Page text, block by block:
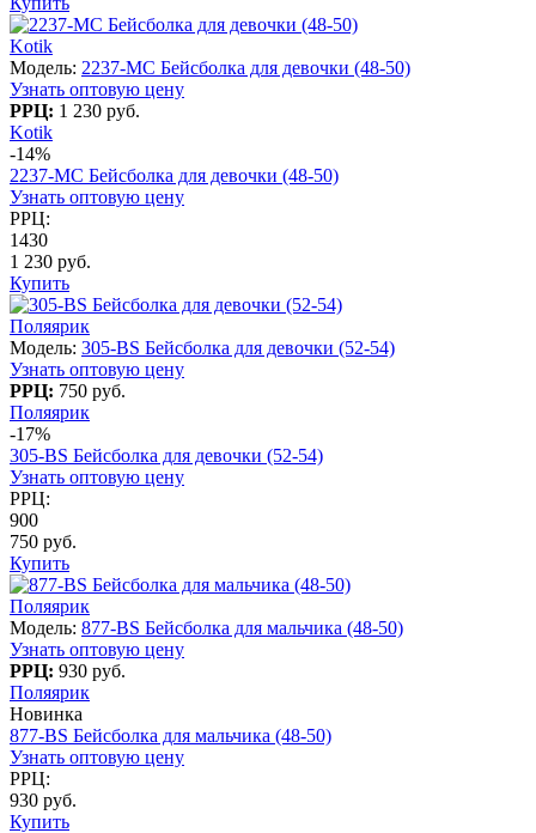
Kotik
Модель: 2237-МC Бейсболка для девочки (48-50)
Узнать оптовую цену
РРЦ: 1 230 руб.
Kotik
-14%
2237-МC Бейсболка для девочки (48-50)
Узнать оптовую цену
РРЦ:
1430
1 230 руб.
Купить
Поляярик
Модель: 305-BS Бейсболка для девочки (52-54)
Узнать оптовую цену
РРЦ: 750 руб.
Поляярик
-17%
305-BS Бейсболка для девочки (52-54)
Узнать оптовую цену
РРЦ:
900
750 руб.
Купить
Поляярик
Модель: 877-BS Бейсболка для мальчика (48-50)
Узнать оптовую цену
РРЦ: 930 руб.
Поляярик
Новинка
877-BS Бейсболка для мальчика (48-50)
Узнать оптовую цену
РРЦ:
930 руб.
Купить